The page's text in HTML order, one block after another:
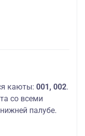
каюты: 001, 002.
со всеми
палубе.